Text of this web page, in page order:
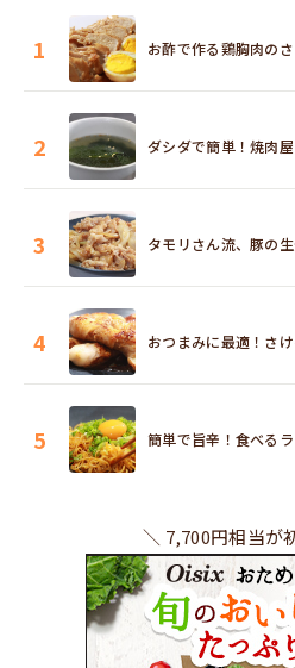
1 お酢で作る鶏胸肉の
2 ダシダで簡単！焼肉
3 タモリさん流、豚の
4 おつまみに最適！さ
5 簡単で旨辛！食べる
＼ 7,700円相当が